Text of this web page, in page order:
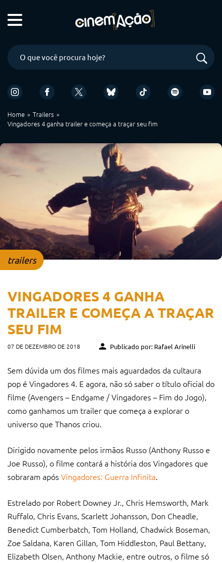
Home
Trailers
Vingadores 4 ganha trailer e começa a traçar seu fim
trailers
VINGADORES 4 GANHA
TRAILER E COMEÇA A TRAÇAR
SEU FIM
07 DE DEZEMBRO DE 2018 Publicado por: Rafael Arinelli
Sem dúvida um dos filmes mais aguardados da cultaura
pop é Vingadores 4. E agora, não só saber o título oficial do
filme (Avengers – Endgame / Vingadores – Fim do Jogo),
como ganhamos um trailer que começa a explorar o
universo que Thanos criou.
Dirigido novamente pelos irmãos Russo (Anthony Russo e
Joe Russo), o filme contará a história dos Vingadores que
sobraram apósVingadores: Guerra Infinita.
Estrelado por Robert Downey Jr., Chris Hemsworth, Mark
Ruffalo, Chris Evans, Scarlett Johansson, Don Cheadle,
Benedict Cumberbatch, Tom Holland, Chadwick Boseman,
Zoe Saldana, Karen Gillan, Tom Hiddleston, Paul Bettany,
Elizabeth Olsen, Anthony Mackie, entre outros, o filme só